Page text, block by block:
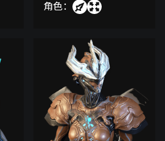
角色：